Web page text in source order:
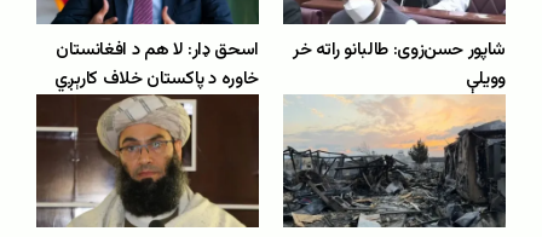
شاپور حسن‌زوی: طالبانو راته خر
وویلې
اسحق ډار: لا هم د افغانستان
خاوره د پاکستان خلاف کارېږي